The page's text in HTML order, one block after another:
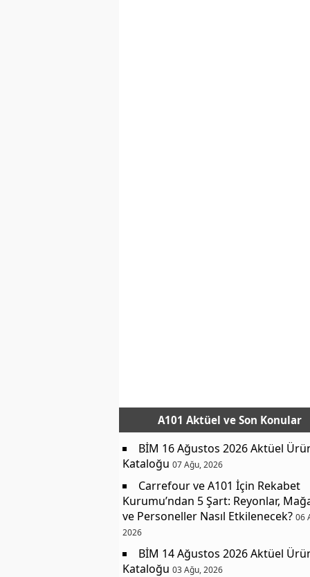
A101 Aktüel ve Son Konular
BİM 16 Ağustos 2026 Aktüel
Kataloğu 07 Ağu, 2026
Carrefour ve A101 İçin Rekabet
Kurumu’ndan 5 Şart: Reyonlar,
ve Personeller Nasıl Etkilenecek? 06
2026
BİM 14 Ağustos 2026 Aktüel
Kataloğu 03 Ağu, 2026